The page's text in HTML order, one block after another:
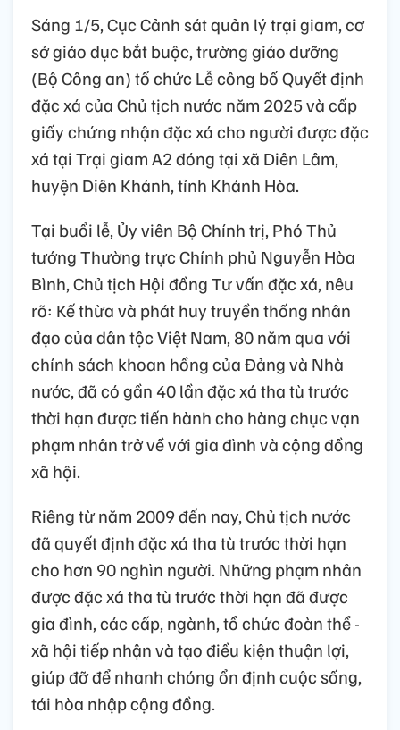
Sáng 1/5, Cục Cảnh sát quản lý trại giam, cơ
sở giáo dục bắt buộc, trường giáo dưỡng
(Bộ Công an) tổ chức Lễ công bố Quyết định
đặc xá của Chủ tịch nước năm 2025 và cấp
giấy chứng nhận đặc xá cho người được đặc
xá tại Trại giam A2 đóng tại xã Diên Lâm,
huyện Diên Khánh, tỉnh Khánh Hòa.
Tại buổi lễ, Ủy viên Bộ Chính trị, Phó Thủ
tướng Thường trực Chính phủ Nguyễn Hòa
Bình, Chủ tịch Hội đồng Tư vấn đặc xá, nêu
rõ: Kế thừa và phát huy truyền thống nhân
đạo của dân tộc Việt Nam, 80 năm qua với
chính sách khoan hồng của Đảng và Nhà
nước, đã có gần 40 lần đặc xá tha tù trước
thời hạn được tiến hành cho hàng chục vạn
phạm nhân trở về với gia đình và cộng đồng
xã hội.
Riêng từ năm 2009 đến nay, Chủ tịch nước
đã quyết định đặc xá tha tù trước thời hạn
cho hơn 90 nghìn người. Những phạm nhân
được đặc xá tha tù trước thời hạn đã được
gia đình, các cấp, ngành, tổ chức đoàn thể -
xã hội tiếp nhận và tạo điều kiện thuận lợi,
giúp đỡ để nhanh chóng ổn định cuộc sống,
tái hòa nhập cộng đồng.